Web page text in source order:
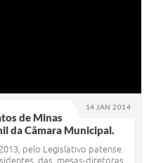
14 JAN 2014
de Minas
da Câmara Municipal.
pelo Legislativo patense.
das mesas-diretoras